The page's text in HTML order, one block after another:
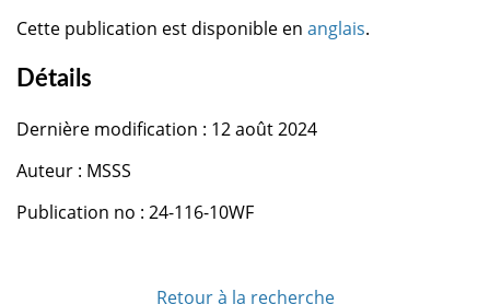
Cette publication est disponible en anglais.
Détails
Dernière modification : 12 août 2024
Auteur : MSSS
Publication no : 24-116-10WF
Retour à la recherche